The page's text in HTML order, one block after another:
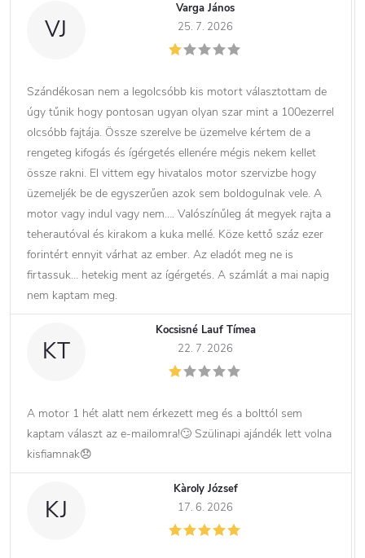
VJ
Varga János
25. 7. 2026
Szándékosan nem a legolcsóbb kis motort választottam de
úgy tűnik hogy pontosan ugyan olyan szar mint a 100ezerrel
olcsóbb fajtája. Össze szerelve be üzemelve kértem de a
rengeteg kifogás és ígérgetés ellenére mégis nekem kellet
össze rakni. El vittem egy hivatalos motor szervizbe hogy
üzemeljék be de egyszerűen azok sem boldogulnak vele. A
motor vagy indul vagy nem…. Valószínűleg át megyek rajta a
teherautóval és kirakom a kuka mellé. Köze kettő száz ezer
forintért ennyit várhat az ember. Az eladót meg ne is
firtassuk… hetekig ment az ígérgetés. A számlát a mai napig
nem kaptam meg.
KT
Kocsisné Lauf Tímea
22. 7. 2026
A motor 1 hét alatt nem érkezett meg és a bolttól sem
kaptam választ az e-mailomra!🙄 Szülinapi ajándék lett volna
kisfiamnak😞
KJ
Kàroly József
17. 6. 2026